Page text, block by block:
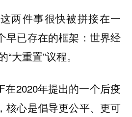
两件事很快被拼接在一
早已存在的框架：世界经
大重置”议程。
在2020年提出的一个后疫
核心是倡导更公平、更可